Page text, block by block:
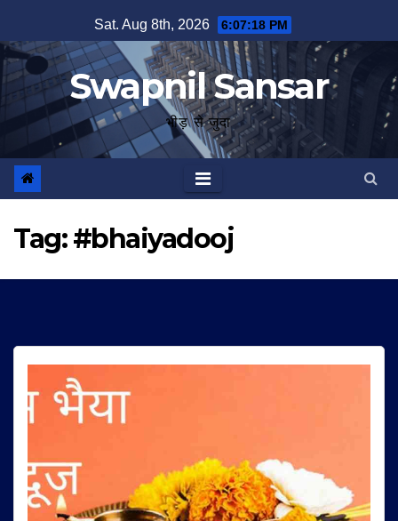
to
content
Sat. Aug 8th, 2026 6:07:18 PM
Swapnil Sansar
भीड़ से जुदा
Tag:#bhaiyadooj